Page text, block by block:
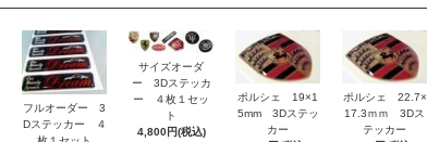
フルオーダー 3
Dステッカー ４
サイズオーダ
ー 3Dステッカ
ー ４枚１セッ
ト
4,800円(税込)
ポルシェ 19×1
5mm 3Dステッ
カー
ポルシェ 22.7×
17.3ｍｍ 3Dス
テッカー